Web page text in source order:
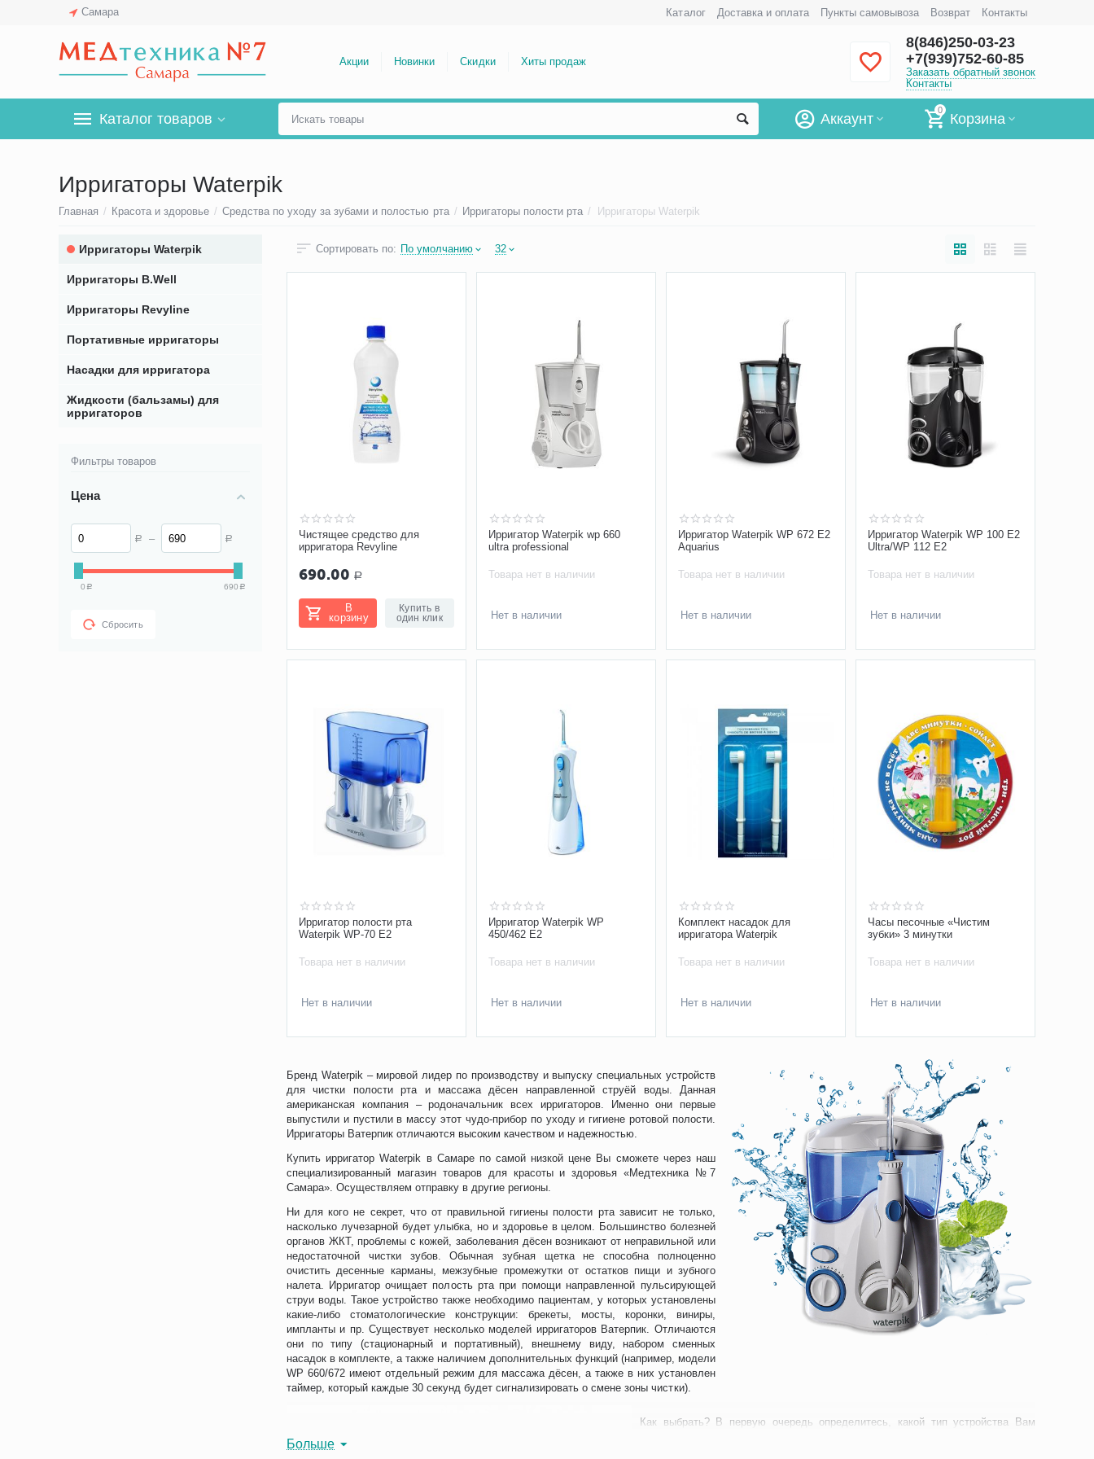
Самара Каталог Доставка и оплата Пункты самовывоза Возврат Контакты
Акции Новинки Скидки Хиты продаж
8(846)250-03-23
+7(939)752-60-85
Заказать обратный звонок
Контакты
Каталог товаров
0
Корзина
Аккаунт
Ирригаторы Waterpik
Главная / Красота и здоровье / Средства по уходу за зубами и полостью рта / Ирригаторы полости рта / Ирригаторы Waterpik
Бренд Waterpik – мировой лидер по производству и выпуску специальных устройств
для чистки полости рта и массажа дёсен направленной струёй воды. Данная
американская компания – родоначальник всех ирригаторов. Именно они первые
выпустили и пустили в массу этот чудо-прибор по уходу и гигиене ротовой полости.
Ирригаторы Ватерпик отличаются высоким качеством и надежностью.
Купить ирригатор Waterpik в Самаре по самой низкой цене Вы сможете через наш
специализированный магазин товаров для красоты и здоровья «Медтехника №7
Самара». Осуществляем отправку в другие регионы.
Ни для кого не секрет, что от правильной гигиены полости рта зависит не только,
насколько лучезарной будет улыбка, но и здоровье в целом. Большинство болезней
органов ЖКТ, проблемы с кожей, заболевания дёсен возникают от неправильной или
недостаточной чистки зубов. Обычная зубная щетка не способна полноценно
очистить десенные карманы, межзубные промежутки от остатков пищи и зубного
налета. Ирригатор очищает полость рта при помощи направленной пульсирующей
струи воды. Такое устройство также необходимо пациентам, у которых установлены
какие-либо стоматологические конструкции: брекеты, мосты, коронки, виниры,
импланты и пр. Существует несколько моделей ирригаторов Ватерпик. Отличаются
они по типу (стационарный и портативный), внешнему виду, набором сменных
насадок в комплекте, а также наличием дополнительных функций (например, модели
WP 660/672 имеют отдельный режим для массажа дёсен, а также в них установлен
таймер, который каждые 30 секунд будет сигнализировать о смене зоны чистки).
Как выбрать? В первую очередь определитесь, какой тип устройства Вам
Больше
Сортировать по: По умолчанию 32
Чистящее средство для
ирригатора Revyline
690.00 Р
В
корзину
Купить в
один клик
Ирригатор Waterpik wp 660
ultra professional
Товара нет в наличии
Нет в наличии
Ирригатор Waterpik WP 672 E2
Aquarius
Товара нет в наличии
Нет в наличии
Ирригатор Waterpik WP 100 E2
Ultra/WP 112 E2
Товара нет в наличии
Нет в наличии
Ирригатор полости рта
Waterpik WP-70 E2
Товара нет в наличии
Нет в наличии
Ирригатор Waterpik WP
450/462 E2
Товара нет в наличии
Нет в наличии
Комплект насадок для
ирригатора Waterpik
Товара нет в наличии
Нет в наличии
Часы песочные «Чистим
зубки» 3 минутки
Товара нет в наличии
Нет в наличии
Ирригаторы Waterpik
Ирригаторы B.Well
Ирригаторы Revyline
Портативные ирригаторы
Насадки для ирригатора
Жидкости (бальзамы) для
ирригаторов
Фильтры товаров
Цена
Р – Р
0 Р 690 Р
Сбросить